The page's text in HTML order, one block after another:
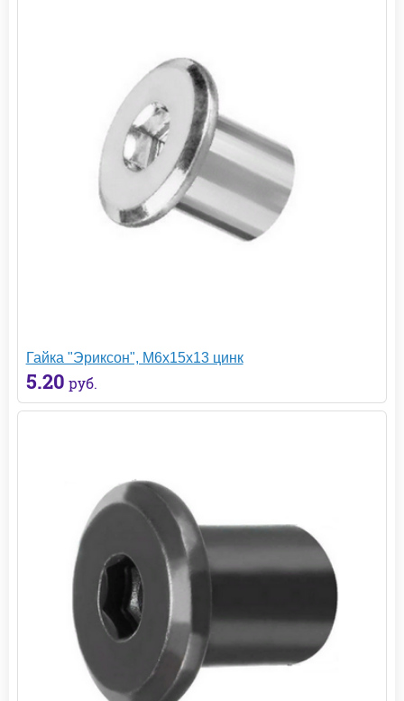
Гайка "Эриксон", М6х15х13 цинк
5.20 руб.